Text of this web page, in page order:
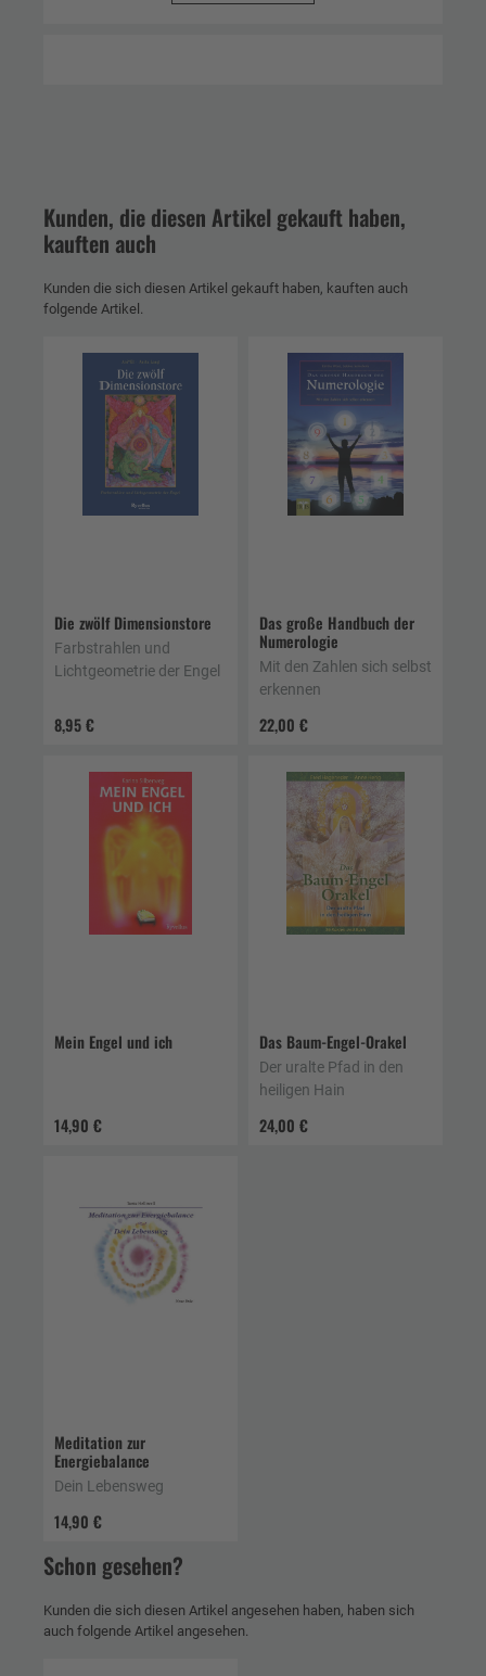
Kunden, die diesen Artikel gekauft haben,
kauften auch
Kunden die sich diesen Artikel gekauft haben, kauften auch
folgende Artikel.
Die zwölf Dimensionstore
8,95 €
Farbstrahlen und
Lichtgeometrie der Engel
Das große Handbuch der
Numerologie
22,00 €
Mit den Zahlen sich selbst
erkennen
Mein Engel und ich
14,90 €
Das Baum-Engel-Orakel
24,00 €
Der uralte Pfad in den
heiligen Hain
Meditation zur
Energiebalance
14,90 €
Dein Lebensweg
Schon gesehen?
Kunden die sich diesen Artikel angesehen haben, haben sich
auch folgende Artikel angesehen.